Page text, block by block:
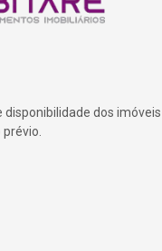
disponibilidade dos